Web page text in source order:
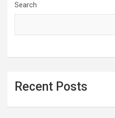
Search
Recent Posts